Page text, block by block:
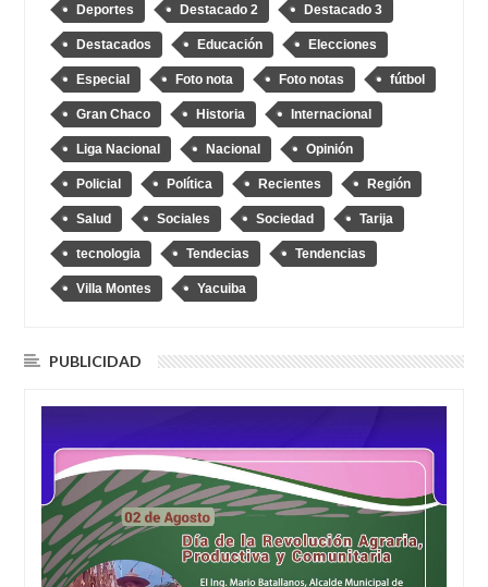
Deportes Destacado 2 Destacado 3
Destacados Educación Elecciones
Especial Foto nota Foto notas fútbol
Gran Chaco Historia Internacional
Liga Nacional Nacional Opinión
Policial Política Recientes Región
Salud Sociales Sociedad Tarija
tecnologia Tendecias Tendencias
Villa Montes Yacuiba
PUBLICIDAD